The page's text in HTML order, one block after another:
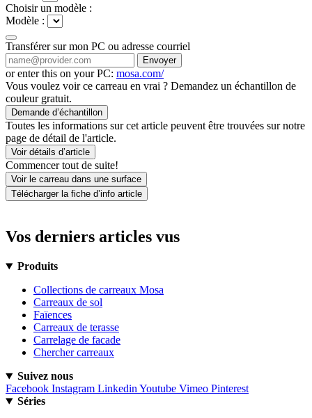
Choisir un modèle :
Modèle :
Transférer sur mon PC ou adresse courriel
Envoyer
or enter this on your PC: mosa.com/
Vous voulez voir ce carreau en vrai ? Demandez un échantillon de
couleur gratuit.
Demande d’échantillon
Toutes les informations sur cet article peuvent être trouvées sur notre
page de détail de l'article.
Voir détails d’article
Commencer tout de suite!
Voir le carreau dans une surface
Télécharger la fiche d’info article
Vos derniers articles vus
Produits
Collections de carreaux Mosa
Carreaux de sol
Faïences
Carreaux de terasse
Carrelage de facade
Chercher carreaux
Suivez nous
Facebook Instagram Linkedin Youtube Vimeo Pinterest
Séries